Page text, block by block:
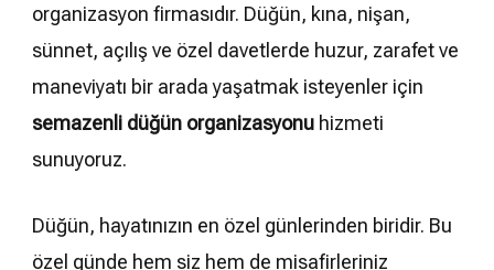
organizasyon firmasıdır. Düğün, kına, nişan,
sünnet, açılış ve özel davetlerde huzur, zarafet ve
maneviyatı bir arada yaşatmak isteyenler için
semazenli düğün organizasyonu hizmeti
sunuyoruz.
Düğün, hayatınızın en özel günlerinden biridir. Bu
özel günde hem siz hem de misafirleriniz